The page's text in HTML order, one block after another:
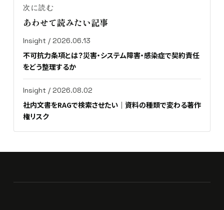
次に読む
あわせて読みたい記事
Insight / 2026.06.13
不可抗力条項とは？災害・システム障害・感染症で契約責任
をどう整理するか
Insight / 2026.08.02
社内文書をRAGで検索させたい｜資料の種類で変わる著作
権リスク